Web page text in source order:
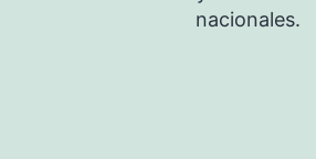
nacionales.